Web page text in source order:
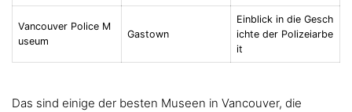
Vancouver Police M
useum
Gastown
Einblick in die Gesch
ichte der Polizeiarbe
it
Das sind einige der besten Museen in Vancouver, die